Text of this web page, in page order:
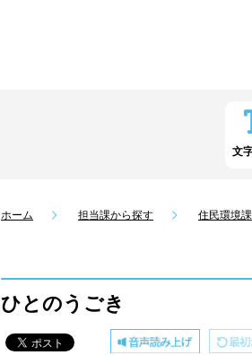
文
ホーム 担当課から探す 住民環境課
ひとのうごき